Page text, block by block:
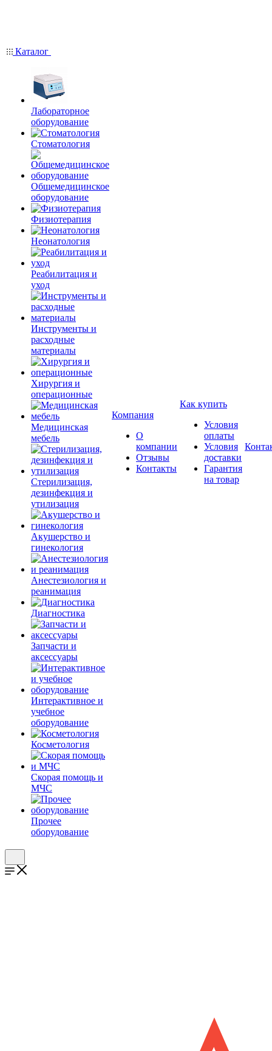
Каталог
Лабораторное
оборудование
Стоматология
Общемедицинское
оборудование
Физиотерапия
Неонатология
Реабилитация и
уход
Инструменты и
расходные
материалы
Хирургия и
операционные
Медицинская
мебель
Стерилизация,
дезинфекция и
утилизация
Акушерство и
гинекология
Анестезиология и
реанимация
Диагностика
Запчасти и
аксессуары
Интерактивное и
учебное
оборудование
Косметология
Скорая помощь и
МЧС
Прочее
оборудование
Компания
О
компании
Отзывы
Контакты
Как купить
Условия
оплаты
Условия
доставки
Гарантия
на товар